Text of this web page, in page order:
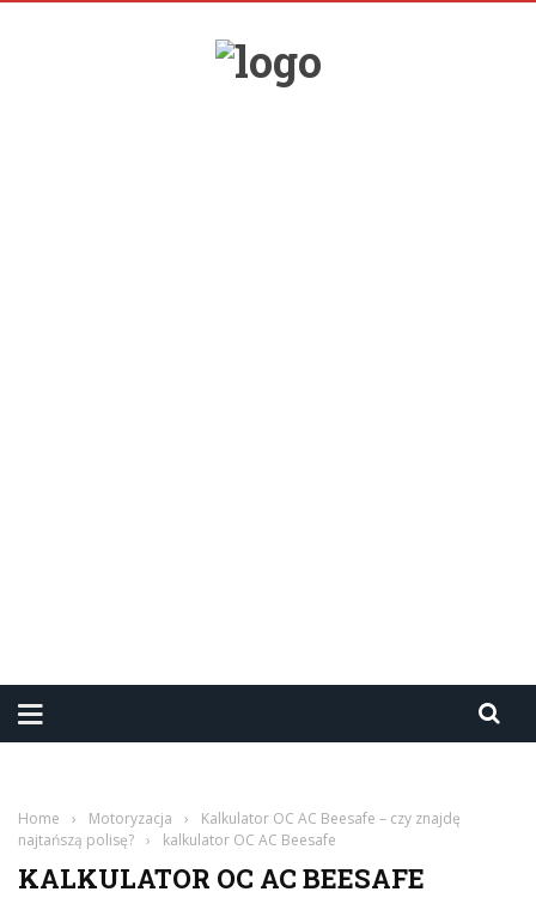
Home › Motoryzacja ›
Kalkulator OC AC Beesafe – czy znajdę
najtańszą polisę? › kalkulator OC AC Beesafe
KALKULATOR OC AC BEESAFE